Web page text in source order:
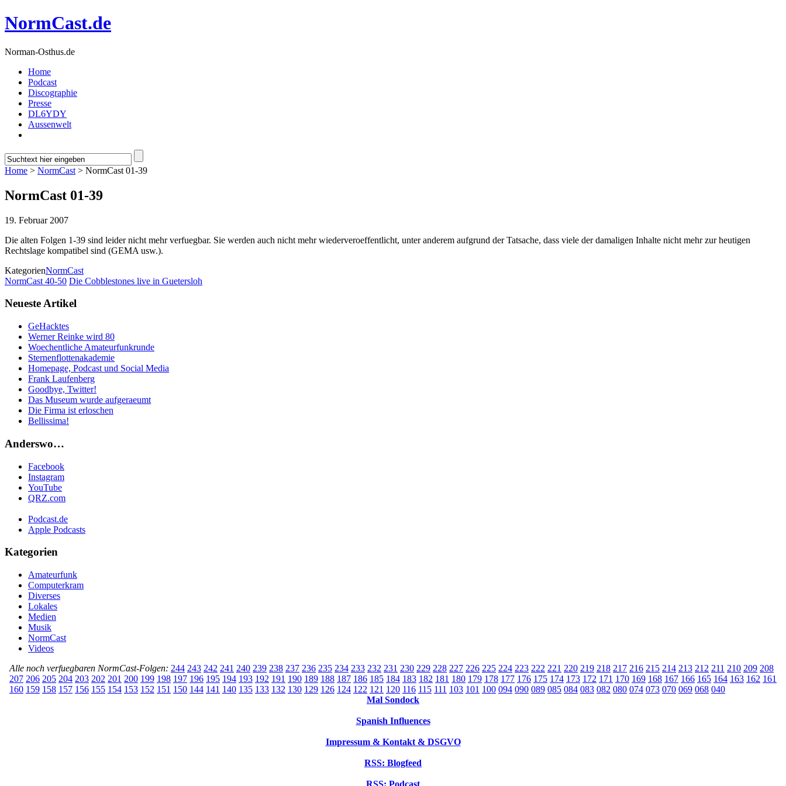
NormCast.de
Norman-Osthus.de
Home
Podcast
Discographie
Presse
DL6YDY
Aussenwelt
Home > NormCast > NormCast 01-39
NormCast 01-39
19. Februar 2007
Die alten Folgen 1-39 sind leider nicht mehr verfuegbar. Sie werden auch nicht mehr wiederveroeffentlicht, unter anderem aufgrund der Tatsache, dass viele der damaligen Inhalte nicht mehr zur heutigen
Rechtslage kompatibel sind (GEMA usw.).
KategorienNormCast
NormCast 40-50 Die Cobblestones live in Guetersloh
Neueste Artikel
GeHacktes
Werner Reinke wird 80
Woechentliche Amateurfunkrunde
Sternenflottenakademie
Homepage, Podcast und Social Media
Frank Laufenberg
Goodbye, Twitter!
Das Museum wurde aufgeraeumt
Die Firma ist erloschen
Bellissima!
Anderswo…
Facebook
Instagram
YouTube
QRZ.com
Podcast.de
Apple Podcasts
Kategorien
Amateurfunk
Computerkram
Diverses
Lokales
Medien
Musik
NormCast
Videos
Alle noch verfuegbaren NormCast-Folgen: 244 243 242 241 240 239 238 237 236 235 234 233 232 231 230 229 228 227 226 225 224 223 222 221 220 219 218 217 216 215 214 213 212 211 210 209 208
207 206 205 204 203 202 201 200 199 198 197 196 195 194 193 192 191 190 189 188 187 186 185 184 183 182 181 180 179 178 177 176 175 174 173 172 171 170 169 168 167 166 165 164 163 162 161
160 159 158 157 156 155 154 153 152 151 150 144 141 140 135 133 132 130 129 126 124 122 121 120 116 115 111 103 101 100 094 090 089 085 084 083 082 080 074 073 070 069 068 040
Mal Sondock
Spanish Influences
Impressum & Kontakt & DSGVO
RSS: Blogfeed
RSS: Podcast